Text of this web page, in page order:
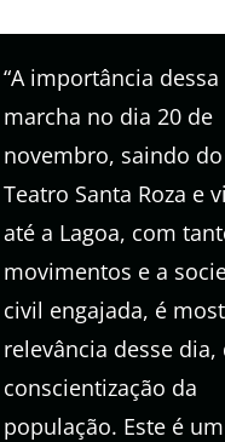
“A importância dessa
marcha no dia 20 de
novembro, saindo do
Teatro Santa Roza e
até a Lagoa, com
movimentos e a
civil engajada, é
relevância desse dia,
conscientização da
população. Este é